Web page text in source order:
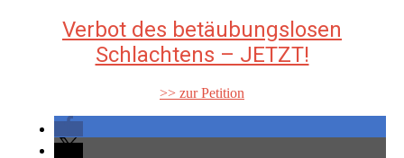
Verbot des betäubungslosen
Schlachtens – JETZT!
>> zur Petition